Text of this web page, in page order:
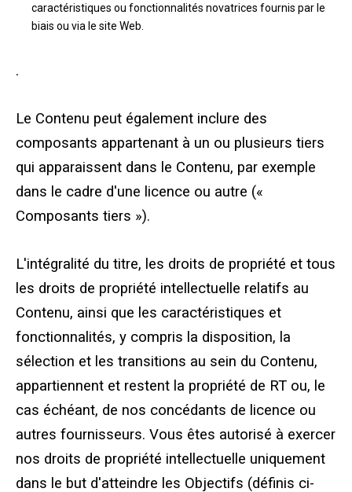
caractéristiques ou fonctionnalités novatrices fournis par le
biais ou via le site Web.
.
Le Contenu peut également inclure des
composants appartenant à un ou plusieurs tiers
qui apparaissent dans le Contenu, par exemple
dans le cadre d'une licence ou autre («
Composants tiers »).
L'intégralité du titre, les droits de propriété et tous
les droits de propriété intellectuelle relatifs au
Contenu, ainsi que les caractéristiques et
fonctionnalités, y compris la disposition, la
sélection et les transitions au sein du Contenu,
appartiennent et restent la propriété de RT ou, le
cas échéant, de nos concédants de licence ou
autres fournisseurs. Vous êtes autorisé à exercer
nos droits de propriété intellectuelle uniquement
dans le but d'atteindre les Objectifs (définis ci-